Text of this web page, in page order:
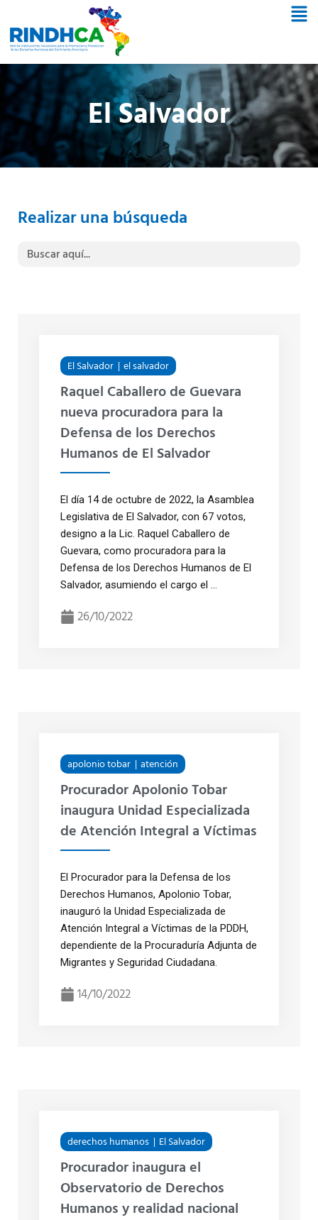
El Salvador
Realizar una búsqueda
El Salvador el salvador
Raquel Caballero de Guevara
nueva procuradora para la
Defensa de los Derechos
Humanos de El Salvador
El día 14 de octubre de 2022, la Asamblea
Legislativa de El Salvador, con 67 votos,
designo a la Lic. Raquel Caballero de
Guevara, como procuradora para la
Defensa de los Derechos Humanos de El
Salvador, asumiendo el cargo el ...
26/10/2022
apolonio tobar atención
Procurador Apolonio Tobar
inaugura Unidad Especializada
de Atención Integral a Víctimas
El Procurador para la Defensa de los
Derechos Humanos, Apolonio Tobar,
inauguró la Unidad Especializada de
Atención Integral a Víctimas de la PDDH,
dependiente de la Procuraduría Adjunta de
Migrantes y Seguridad Ciudadana.
14/10/2022
derechos humanos El Salvador
Procurador inaugura el
Observatorio de Derechos
Humanos y realidad nacional